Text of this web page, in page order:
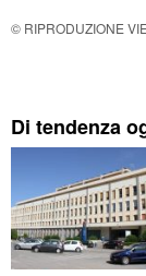
© RIPRODUZIONE
Di tendenza